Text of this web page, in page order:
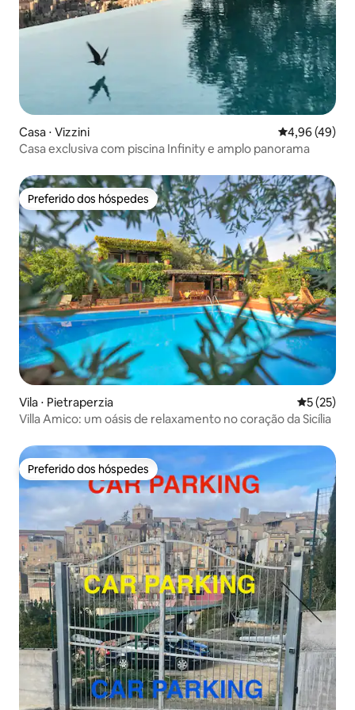
Casa ⋅ Vizzini 4,96 de uma
4,96 (49)
Casa exclusiva com piscina Infinity e amplo panorama
Preferido dos hóspedes
Preferido dos hóspedes
Vila ⋅ Pietraperzia 5 de uma
5 (25)
Villa Amico: um oásis de relaxamento no coração da Sicília
Preferido dos hóspedes
Preferido dos hóspedes